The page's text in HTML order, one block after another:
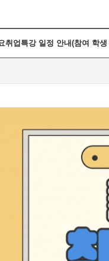
취업특강 일정 안내(참여 학